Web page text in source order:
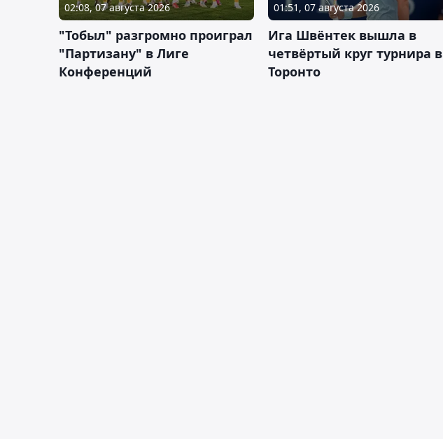
02:08, 07 августа 2026
"Тобыл" разгромно проиграл
"Партизану" в Лиге
Конференций
01:51, 07 августа 2026
Ига Швёнтек вышла в
четвёртый круг турнира в
Торонто